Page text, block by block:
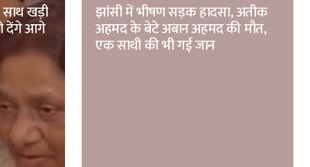
खड़ी
देंगे आगे
झांसी में भीषण सड़क हादसा, अतीक
अहमद के बेटे अबान अहमद की मौत,
एक साथी की भी गई जान